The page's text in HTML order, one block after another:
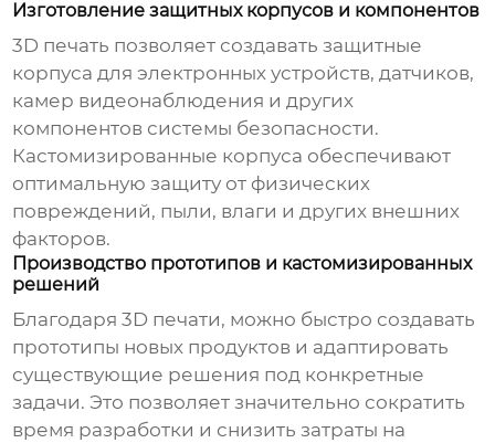
Изготовление защитных корпусов и компонентов
3D печать позволяет создавать защитные
корпуса для электронных устройств, датчиков,
камер видеонаблюдения и других
компонентов системы безопасности.
Кастомизированные корпуса обеспечивают
оптимальную защиту от физических
повреждений, пыли, влаги и других внешних
факторов.
Производство прототипов и кастомизированных
решений
Благодаря 3D печати, можно быстро создавать
прототипы новых продуктов и адаптировать
существующие решения под конкретные
задачи. Это позволяет значительно сократить
время разработки и снизить затраты на